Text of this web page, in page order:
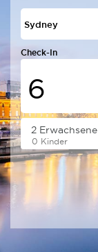
Check-In
Donnerstag
6
0 Kinder